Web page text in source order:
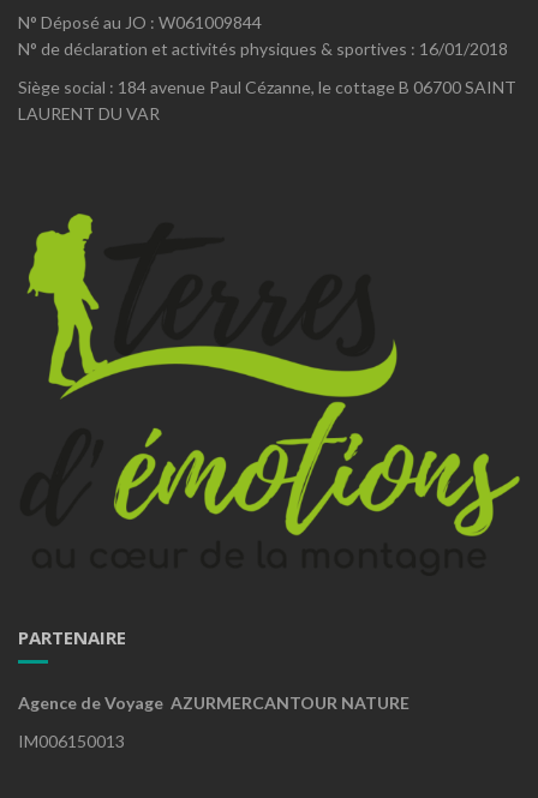
N° Déposé au JO : W061009844
N° de déclaration et activités physiques & sportives : 16/01/2018
Siège social : 184 avenue Paul Cézanne, le cottage B 06700 SAINT
LAURENT DU VAR
PARTENAIRE
Agence de Voyage AZURMERCANTOUR NATURE
IM006150013